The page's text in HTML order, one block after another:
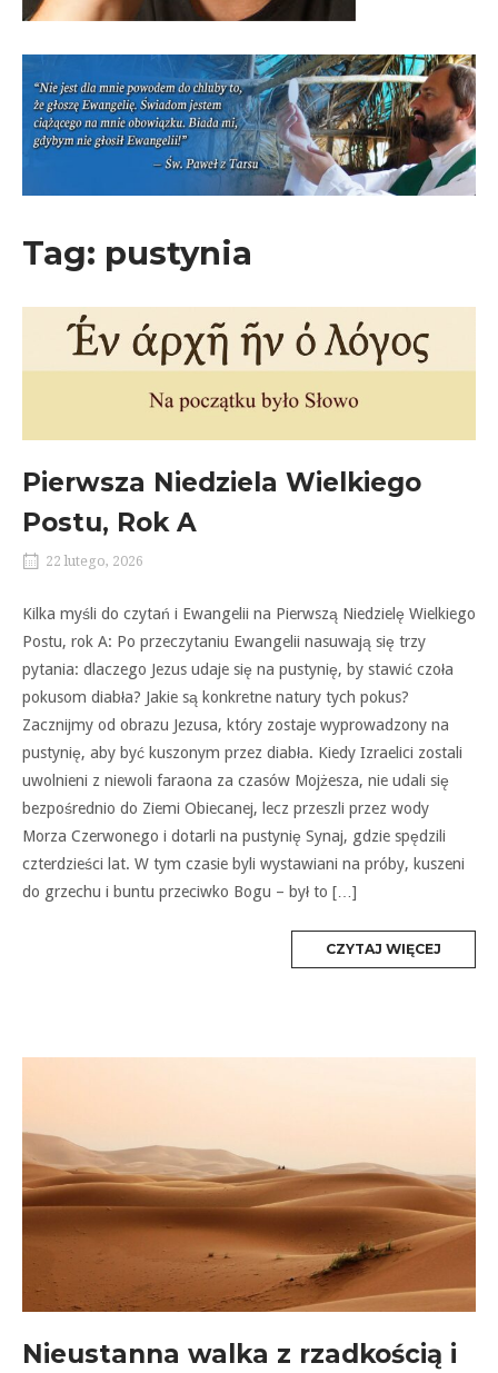
Tag: pustynia
Pierwsza Niedziela Wielkiego
Postu, Rok A
22 lutego, 2026
Kilka myśli do czytań i Ewangelii na Pierwszą Niedzielę Wielkiego
Postu, rok A: Po przeczytaniu Ewangelii nasuwają się trzy
pytania: dlaczego Jezus udaje się na pustynię, by stawić czoła
pokusom diabła? Jakie są konkretne natury tych pokus?
Zacznijmy od obrazu Jezusa, który zostaje wyprowadzony na
pustynię, aby być kuszonym przez diabła. Kiedy Izraelici zostali
uwolnieni z niewoli faraona za czasów Mojżesza, nie udali się
bezpośrednio do Ziemi Obiecanej, lecz przeszli przez wody
Morza Czerwonego i dotarli na pustynię Synaj, gdzie spędzili
czterdzieści lat. W tym czasie byli wystawiani na próby, kuszeni
do grzechu i buntu przeciwko Bogu – był to […]
CZYTAJ WIĘCEJ
Nieustanna walka z rzadkością i